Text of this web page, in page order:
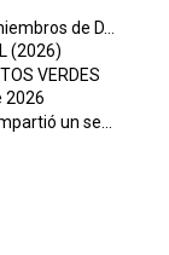
de D...
(2026)
VERDES
2026
un se...